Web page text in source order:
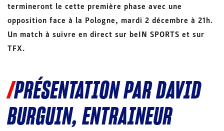
termineront le cette première phase avec une
opposition face à la Pologne, mardi 2 décembre à 21h.
Un match à suivre en direct sur beIN SPORTS et sur
TFX.
PRÉSENTATION PAR DAVID
BURGUIN, ENTRAINEUR